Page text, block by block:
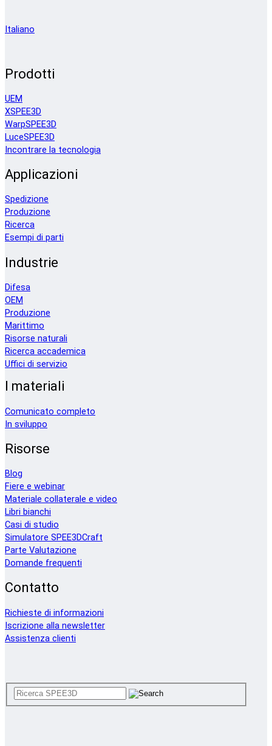
Italiano
Prodotti
UEM
XSPEE3D
WarpSPEE3D
LuceSPEE3D
Incontrare la tecnologia
Applicazioni
Spedizione
Produzione
Ricerca
Esempi di parti
Industrie
Difesa
OEM
Produzione
Marittimo
Risorse naturali
Ricerca accademica
Uffici di servizio
I materiali
Comunicato completo
In sviluppo
Risorse
Blog
Fiere e webinar
Materiale collaterale e video
Libri bianchi
Casi di studio
Simulatore SPEE3DCraft
Parte Valutazione
Domande frequenti
Contatto
Richieste di informazioni
Iscrizione alla newsletter
Assistenza clienti